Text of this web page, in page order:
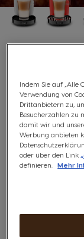
Wenn Sie eine
öffnen oder
Indem Sie auf „Alle
Verwendung von
Drittanbietern zu,
Besucherzahlen zu
damit wir und
Werbung anbieten
oder über den Link
definieren.
Mehr